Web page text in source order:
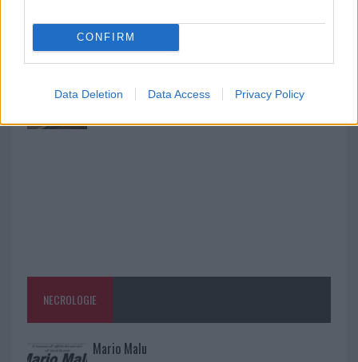
CONFIRM
Data Deletion Data Access Privacy Policy
“Orgoglio e discrezione per visita privata̶…
NECROLOGIE
Mario Malu